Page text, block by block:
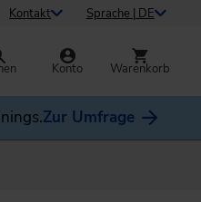
Kontakt Sprache | DE
Konto Warenkorb
Zur Umfrage